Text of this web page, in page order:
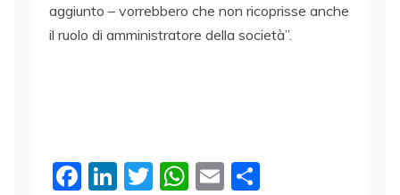
aggiunto – vorrebbero che non ricoprisse anche
il ruolo di amministratore della società”.
F
Li T
W E